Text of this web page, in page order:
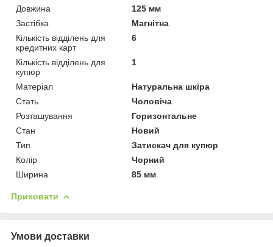
Довжина
125 мм
Застібка
Магнітна
Кількість відділень для
кредитних карт
6
Кількість відділень для
купюр
1
Матеріал
Натуральна шкіра
Стать
Чоловіча
Розташування
Горизонтальне
Стан
Новий
Тип
Затискач для купюр
Колір
Чорний
Ширина
85 мм
Приховати
Умови доставки